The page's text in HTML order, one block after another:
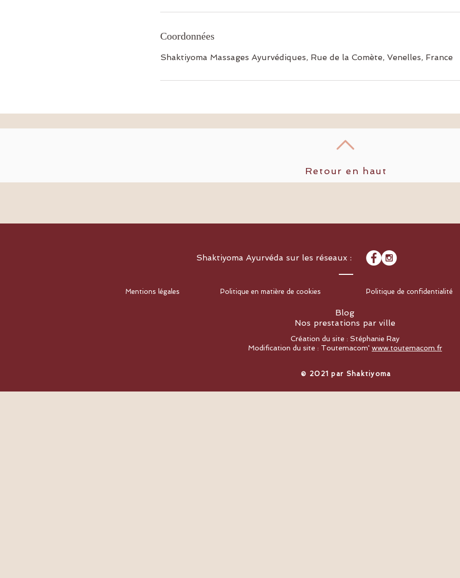
Coordonnées
Shaktiyoma Massages Ayurvédiques, Rue de la Comète, Venelles, France
Retour en haut
Shaktiyoma Ayurvéda sur les réseaux :
Mentions légales Politique en matière de cookies Politique de confidentialité
Blog
Nos prestations par ville
Création du site : Stéphanie Ray
Modification du site : Toutemacom' www.toutemacom.fr
​© 2021 par Shaktiyoma